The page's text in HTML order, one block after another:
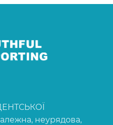
неурядова,